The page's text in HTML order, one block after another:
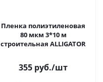
Пленка полиэтиленовая
80 мкм 3*10 м
строительная ALLIGATOR
355 руб./шт